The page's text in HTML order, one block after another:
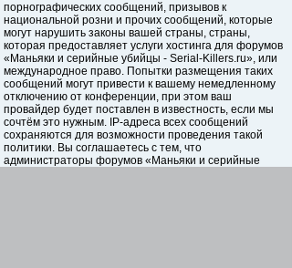
порнографических сообщений, призывов к
национальной розни и прочих сообщений, которые
могут нарушить законы вашей страны, страны,
которая предоставляет услуги хостинга для форумов
«Маньяки и серийные убийцы - Serial-Killers.ru», или
международное право. Попытки размещения таких
сообщений могут привести к вашему немедленному
отключению от конференции, при этом ваш
провайдер будет поставлен в известность, если мы
сочтём это нужным. IP-адреса всех сообщений
сохраняются для возможности проведения такой
политики. Вы соглашаетесь с тем, что
администраторы форумов «Маньяки и серийные